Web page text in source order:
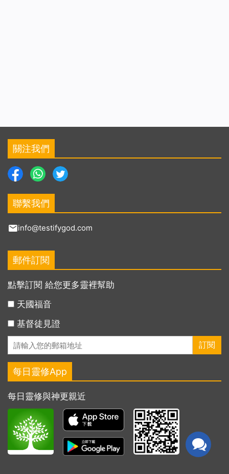
關注我們
聯繫我們
info@testifygod.com
郵件訂閱
點擊訂閱 給您更多靈裡幫助
天國福音
基督徒見證
每日靈修App
每日靈修與神更親近